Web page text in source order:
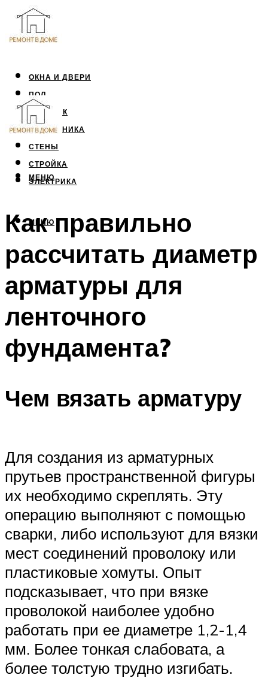
ОКНА И ДВЕРИ
ПОЛ
ПОТОЛОК
САНТЕХНИКА
СТЕНЫ
СТРОЙКА
ЭЛЕКТРИКА
МЕНЮ
МЕНЮ
Как правильно
рассчитать диаметр
арматуры для
ленточного
фундамента?
Чем вязать арматуру
Для создания из арматурных
прутьев пространственной фигуры
их необходимо скреплять. Эту
операцию выполняют с помощью
сварки, либо используют для вязки
мест соединений проволоку или
пластиковые хомуты. Опыт
подсказывает, что при вязке
проволокой наиболее удобно
работать при ее диаметре 1,2-1,4
мм. Более тонкая слабовата, а
более толстую трудно изгибать.